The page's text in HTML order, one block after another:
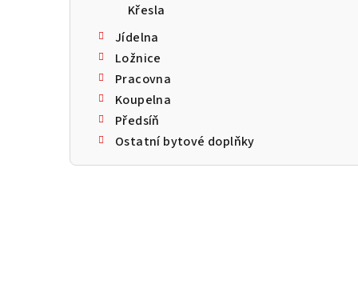
Křesla
Jídelna
Ložnice
Pracovna
Koupelna
Předsíň
Ostatní bytové doplňky